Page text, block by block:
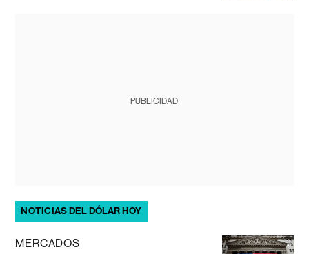
PUBLICIDAD
NOTICIAS DEL DÓLAR HOY
MERCADOS